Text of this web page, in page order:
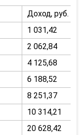
Доход, руб.
1 031,42
2 062,84
4 125,68
6 188,52
8 251,37
10 314,21
20 628,42